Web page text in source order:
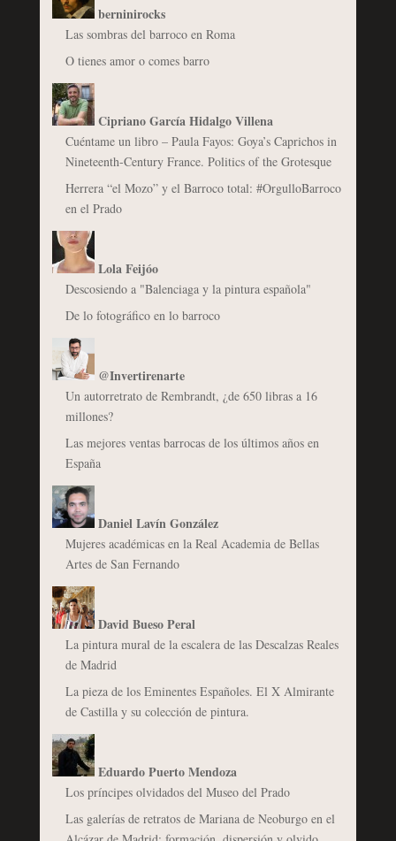
berninirocks
Las sombras del barroco en Roma
O tienes amor o comes barro
Cipriano García Hidalgo Villena
Cuéntame un libro – Paula Fayos: Goya’s Caprichos in
Nineteenth-Century France. Politics of the Grotesque
Herrera “el Mozo” y el Barroco total: #OrgulloBarroco
en el Prado
Lola Feijóo
Descosiendo a "Balenciaga y la pintura española"
De lo fotográfico en lo barroco
@Invertirenarte
Un autorretrato de Rembrandt, ¿de 650 libras a 16
millones?
Las mejores ventas barrocas de los últimos años en
España
Daniel Lavín González
Mujeres académicas en la Real Academia de Bellas
Artes de San Fernando
David Bueso Peral
La pintura mural de la escalera de las Descalzas Reales
de Madrid
La pieza de los Eminentes Españoles. El X Almirante
de Castilla y su colección de pintura.
Eduardo Puerto Mendoza
Los príncipes olvidados del Museo del Prado
Las galerías de retratos de Mariana de Neoburgo en el